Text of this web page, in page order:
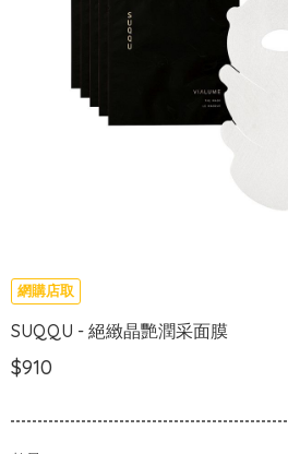
網購店取
SUQQU - 絕緻晶艷潤采面膜
$910